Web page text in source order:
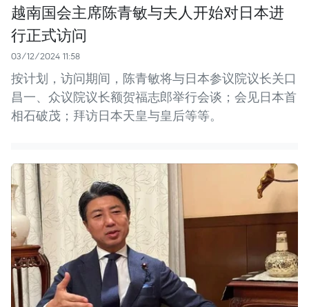
越南国会主席陈青敏与夫人开始对日本进
行正式访问
03/12/2024 11:58
按计划，访问期间，陈青敏将与日本参议院议长关口
昌一、众议院议长额贺福志郎举行会谈；会见日本首
相石破茂；拜访日本天皇与皇后等等。